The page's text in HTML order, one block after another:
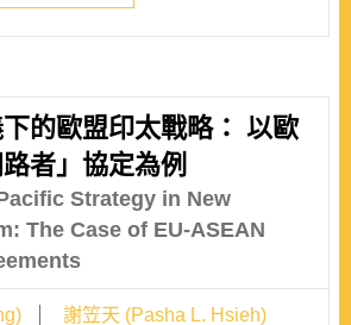
的歐盟印太戰略： 以歐
者」協定為例
Strategy in New
The Case of EU-ASEAN
謝笠天 (Pasha L. Hsieh)